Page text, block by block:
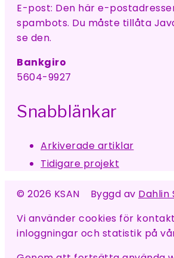
E-post: Den här e-
spambots. Du måste tillåta
se den.
Bankgiro
5604-9927
Snabblänkar
Arkiverade artiklar
Tidigare projekt
© 2026 KSAN Byggd av Dahlin
Vi använder cookies för
inloggningar och statistik på